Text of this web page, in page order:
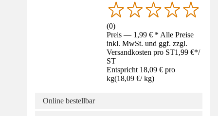
(0)
Preis — 1,99 € * Alle Preise
inkl. MwSt. und ggf. zzgl.
Versandkosten pro ST1,99 €*/
ST
Entspricht 18,09 € pro
kg(18,09 €/ kg)
Online bestellbar